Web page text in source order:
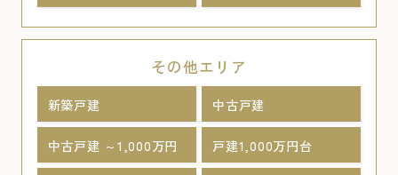
その他エリア
新築戸建 中古戸建
中古戸建 ～1,000万円 戸建1,000万円台